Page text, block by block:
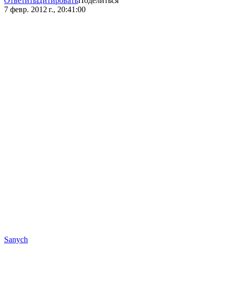
7 февр. 2012 г., 20:41:00
Sanych